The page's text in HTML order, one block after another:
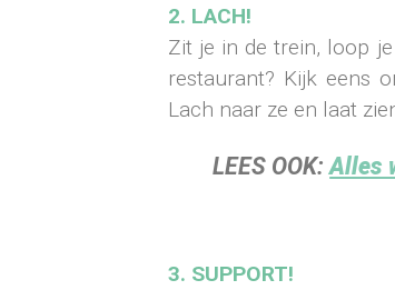
2. LACH!
Zit je in de trein, loop
restaurant? Kijk eens
Lach naar ze en laat
LEES OOK: Alles
3. SUPPORT!